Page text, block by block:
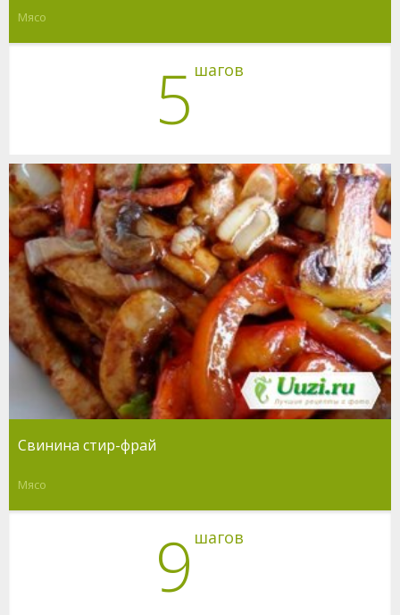
Мясо
5 шагов
Свинина стир-фрай
Мясо
9 шагов